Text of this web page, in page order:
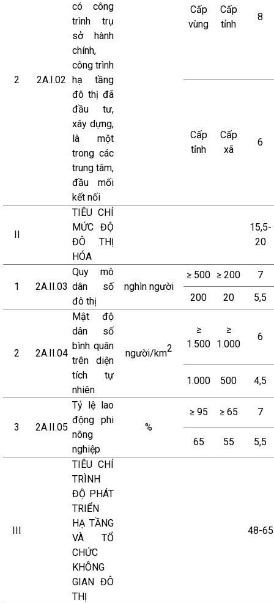
2 2A.I.02
có công
trình trụ
sở hành
chính,
công trình
hạ tầng
đô thị đã
đầu tư,
xây dựng,
là một
trong các
trung tâm,
đầu mối
kết nối
Cấp
vùng
Cấp
tỉnh
8
Cấp
tỉnh
Cấp
xã
6
II
TIÊU CHÍ
MỨC ĐỘ
ĐÔ THỊ
HÓA
15,5-
20
1 2A.II.03
Quy mô
dân số
đô thị
nghìn người
≥ 500 ≥ 200
7
200
20 5,5
2 2A.II.04
Mật độ
dân số
bình quân
trên diện
tích tự
nhiên
người/km2
≥
1.500
≥
1.000
6
1.000 500 4,5
3 2A.II.05
Tỷ lệ lao
động phi
nông
nghiệp
%
≥ 95 ≥ 65 7
65 55 5,5
III
TIÊU CHÍ
TRÌNH
ĐỘ PHÁT
TRIỂN
HẠ TẦNG
VÀ TỔ
CHỨC
KHÔNG
GIAN ĐÔ
THỊ
48-65